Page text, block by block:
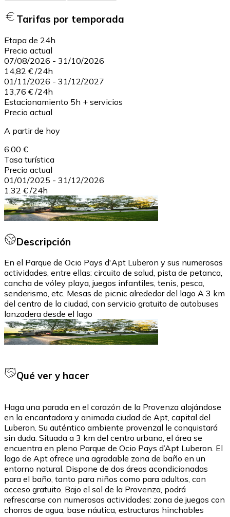
Tarifas por temporada
Etapa de 24h
Precio actual
07/08/2026 - 31/10/2026
14,82 € /24h
01/11/2026 - 31/12/2027
13,76 € /24h
Estacionamiento 5h + servicios
Precio actual
A partir de hoy
6,00 €
Tasa turística
Precio actual
01/01/2025 - 31/12/2026
1,32 € /24h
Descripción
En el Parque de Ocio Pays d'Apt Luberon y sus numerosas
actividades, entre ellas: circuito de salud, pista de petanca,
cancha de vóley playa, juegos infantiles, tenis, pesca,
senderismo, etc. Mesas de picnic alrededor del lago A 3 km
del centro de la ciudad, con servicio gratuito de autobuses
lanzadera desde el lago
Qué ver y hacer
Haga una parada en el corazón de la Provenza alojándose
en la encantadora y animada ciudad de Apt, capital del
Luberon. Su auténtico ambiente provenzal le conquistará
sin duda. Situada a 3 km del centro urbano, el área se
encuentra en pleno Parque de Ocio Pays d’Apt Luberon. El
lago de Apt ofrece una agradable zona de baño en un
entorno natural. Dispone de dos áreas acondicionadas
para el baño, tanto para niños como para adultos, con
acceso gratuito. Bajo el sol de la Provenza, podrá
refrescarse con numerosas actividades: zona de juegos con
chorros de agua, base náutica, estructuras hinchables